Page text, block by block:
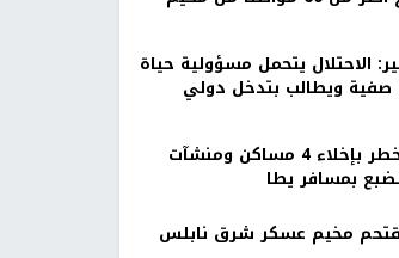
الاحتلال يتحمل مسؤولية حياة
صفية ويطالب بتدخل دولي
الاحتلال يخطر بإخلاء 4 مساكن ومنشآت
بمسافر يطا
يقتحم مخيم عسكر شرق نابلس